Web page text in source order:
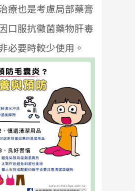
療也是考慮局部藥膏
口服抗黴菌藥物肝毒
必要時較少使用。